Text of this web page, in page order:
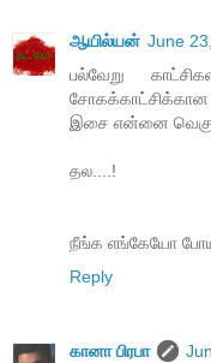
ஆயில்யன் June
பல்வேறு
இசை என்னை
தல....!
நீங்க எங்கேயோ
Reply
கானா பிரபா